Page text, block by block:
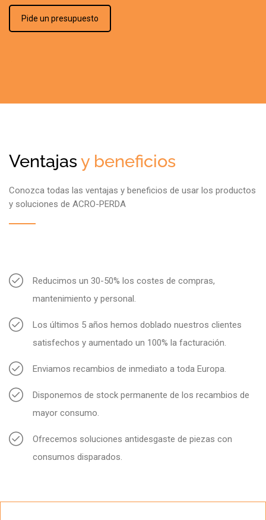
Pide un presupuesto
Ventajasy beneficios
Conozca todas las ventajas y beneficios de usar los productos
y soluciones de ACRO-PERDA
Reducimos un 30-50% los costes de compras,
mantenimiento y personal.
Los últimos 5 años hemos doblado nuestros clientes
satisfechos y aumentado un 100% la facturación.
Enviamos recambios de inmediato a toda Europa.
Disponemos de stock permanente de los recambios de
mayor consumo.
Ofrecemos soluciones antidesgaste de piezas con
consumos disparados.